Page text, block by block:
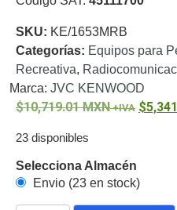
RefaccionesProbadores
de
VideoTransceptores
de Video
Cables y
Adaptador
a
RCA Audio
SKU: KE/1653MRB
Categorías: Equipos para
Recreativa,
Marca: JVC KENWOOD
10,719.01MXN
23 disponibles
Selecciona Almacén
Envio (23 en stock)